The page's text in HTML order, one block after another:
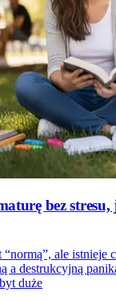
bez stresu,
“normą”, ale istnieje
a destrukcyjną
duże